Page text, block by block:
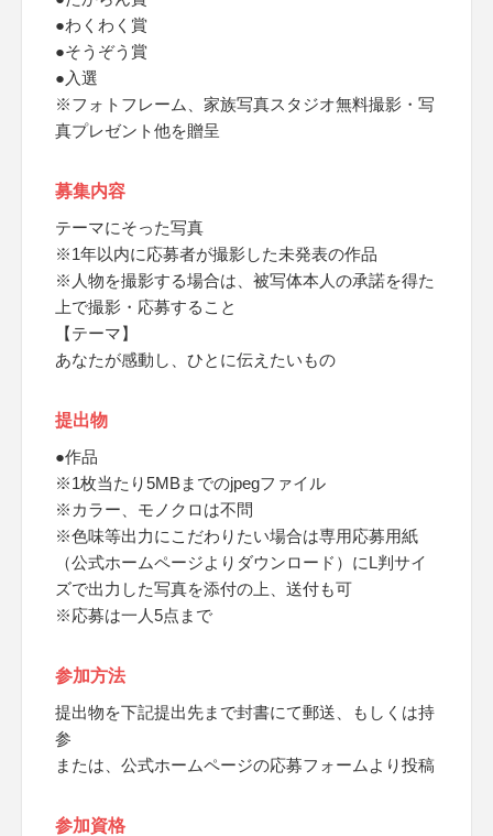
●わくわく賞
●そうぞう賞
●入選
※フォトフレーム、家族写真スタジオ無料撮影・写
真プレゼント他を贈呈
募集内容
テーマにそった写真
※1年以内に応募者が撮影した未発表の作品
※人物を撮影する場合は、被写体本人の承諾を得た
上で撮影・応募すること
【テーマ】
あなたが感動し、ひとに伝えたいもの
提出物
●作品
※1枚当たり5MBまでのjpegファイル
※カラー、モノクロは不問
※色味等出力にこだわりたい場合は専用応募用紙
（公式ホームページよりダウンロード）にL判サイ
ズで出力した写真を添付の上、送付も可
※応募は一人5点まで
参加方法
提出物を下記提出先まで封書にて郵送、もしくは持
参
または、公式ホームページの応募フォームより投稿
参加資格